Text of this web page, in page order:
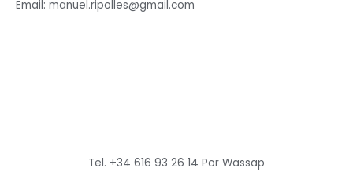
Email: manuel.ripolles@gmail.com
Tel. +34 616 93 26 14 Por Wassap